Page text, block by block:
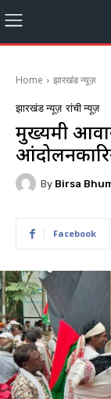
Home झारखंड न्यूज़
झारखंड न्यूज़ रांची न्यूज़
मुख्यमंत्री
By Birsa
Facebook